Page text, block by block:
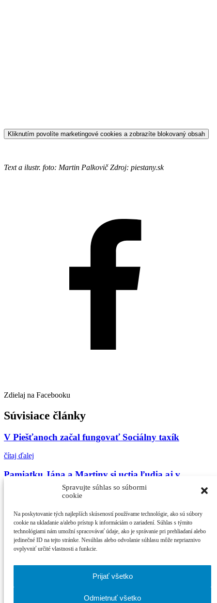
Spravujte súhlas so súbormi
cookie
Na poskytovanie tých najlepších skúseností používame technológie, ako sú súbory
cookie na ukladanie a/alebo prístup k informáciám o zariadení. Súhlas s týmito
technológiami nám umožní spracovávať údaje, ako je správanie pri prehliadaní alebo
jedinečné ID na tejto stránke. Nesúhlas alebo odvolanie súhlasu môže nepriaznivo
ovplyvniť určité vlastnosti a funkcie.
Prijať všetko
Odmietnuť všetko
Kliknutím povolíte marketingové cookies a zobrazíte blokovaný obsah
Text a ilustr. foto: Martin Palkovič Zdroj: piestany.sk
Zdielaj na Facebooku
Súvisiace články
V Piešťanoch začal fungovať Sociálny taxík
čítaj ďalej
Pamiatku Jána a Martiny si uctia ľudia aj v
Zažite september v ARTE
čítaj ďalej
21. ročník MFF Cinematik otvorí svetová premi...